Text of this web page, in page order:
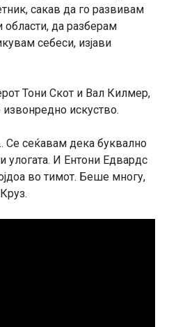
сакав да го развивам
области, да разберам
себеси, изјави
Тони Скот и Вал Килмер,
извонредно искуство.
сеќавам дека буквално
улогата. И Ентони Едвардс
во тимот. Беше многу,